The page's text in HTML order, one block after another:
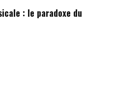
: le paradoxe du